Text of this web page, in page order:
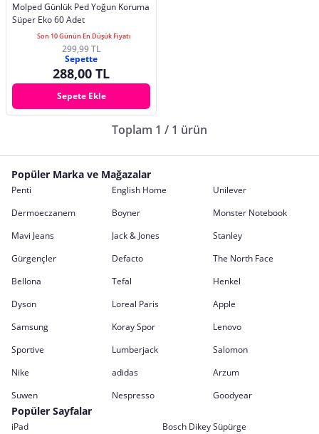
Molped Günlük Ped Yoğun Koruma
Süper Eko 60 Adet
Son 10 Günün En Düşük Fiyatı
299,99 TL
Sepette
288,00 TL
Sepete Ekle
Toplam 1 / 1 ürün
Popüler Marka ve Mağazalar
Penti English Home
Unilever
Dermoeczanem
Boyner
Monster Notebook
Mavi Jeans
Jack & Jones
Stanley
Gürgençler
Defacto
The North Face
Bellona
Tefal
Henkel
Dyson
Loreal Paris
Apple
Samsung
Koray Spor
Lenovo
Sportive
Lumberjack
Salomon
Nike
adidas
Arzum
Suwen
Nespresso Goodyear
Popüler Sayfalar
iPad
Bosch Dikey Süpürge